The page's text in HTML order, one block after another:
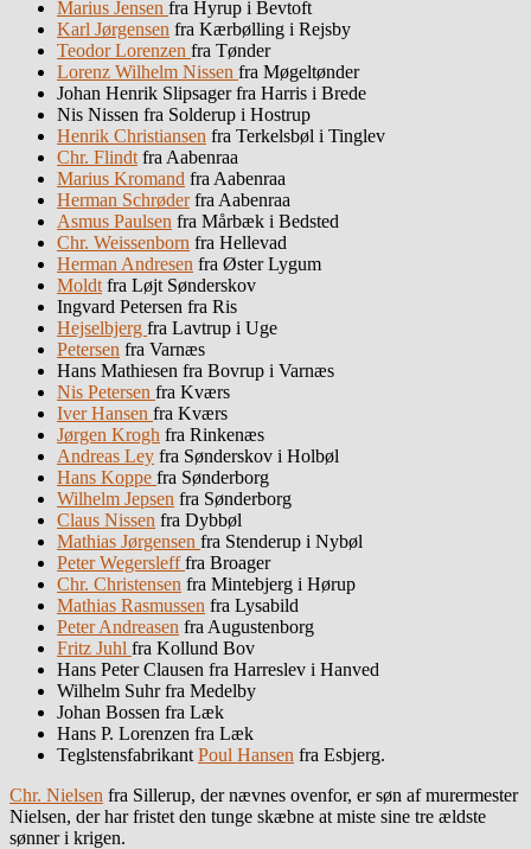
Marius Jensen fra Hyrup i Bevtoft
Karl Jørgensen fra Kærbølling i Rejsby
Teodor Lorenzen fra Tønder
Lorenz Wilhelm Nissen fra Møgeltønder
Johan Henrik Slipsager fra Harris i Brede
Nis Nissen fra Solderup i Hostrup
Henrik Christiansen fra Terkelsbøl i Tinglev
Chr. Flindt fra Aabenraa
Marius Kromand fra Aabenraa
Herman Schrøderfra Aabenraa
Asmus Paulsen fra Mårbæk i Bedsted
Chr. Weissenborn fra Hellevad
Herman Andresen fra Øster Lygum
Moldt fra Løjt Sønderskov
Ingvard Petersen fra Ris
Hejselbjerg fra Lavtrup i Uge
Petersen fra Varnæs
Hans Mathiesen fra Bovrup i Varnæs
Nis Petersen fra Kværs
Iver Hansen fra Kværs
Jørgen Krogh fra Rinkenæs
Andreas Ley fra Sønderskov i Holbøl
Hans Koppe fra Sønderborg
Wilhelm Jepsen fra Sønderborg
Claus Nissen fra Dybbøl
Mathias Jørgensen fra Stenderup i Nybøl
Peter Wegerslefffra Broager
Chr. Christensen fra Mintebjerg i Hørup
Mathias Rasmussen fra Lysabild
Peter Andreasen fra Augustenborg
Fritz Juhl fra Kollund Bov
Hans Peter Clausen fra Harreslev i Hanved
Wilhelm Suhr fra Medelby
Johan Bossen fra Læk
Hans P. Lorenzen fra Læk
Teglstensfabrikant Poul Hansen fra Esbjerg.
Chr. Nielsen fra Sillerup, der nævnes ovenfor, er søn af murermester
Nielsen, der har fristet den tunge skæbne at miste sine tre ældste
sønner i krigen.